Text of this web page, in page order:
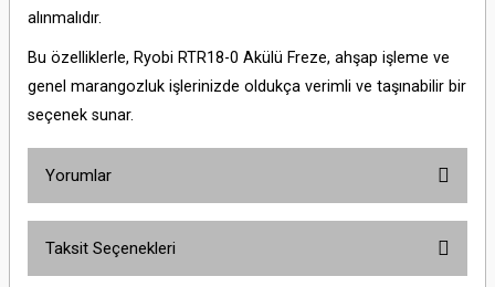
alınmalıdır.
Bu özelliklerle, Ryobi RTR18-0 Akülü Freze, ahşap işleme ve
genel marangozluk işlerinizde oldukça verimli ve taşınabilir bir
seçenek sunar.
Yorumlar
Taksit Seçenekleri